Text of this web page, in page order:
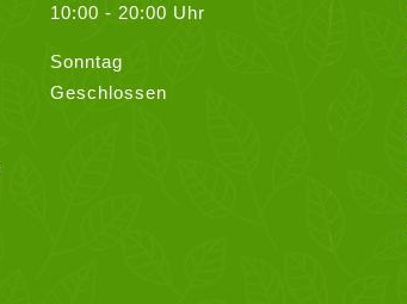
10:00 - 20:00 Uhr
Sonntag
Geschlossen